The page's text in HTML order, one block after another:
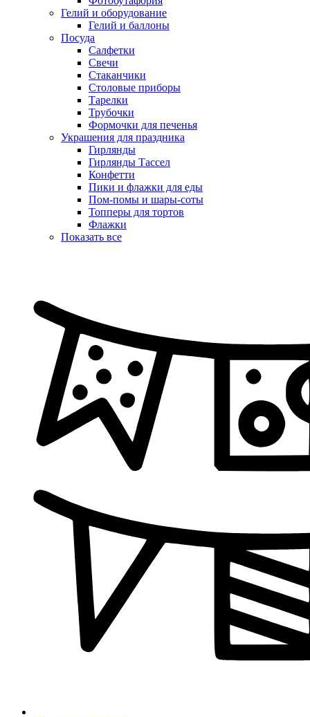
Гелий и оборудование
Гелий и баллоны
Посуда
Салфетки
Свечи
Стаканчики
Столовые приборы
Тарелки
Трубочки
Формочки для печенья
Украшения для праздника
Гирлянды
Гирлянды Тассел
Конфетти
Пики и флажки для еды
Пом-помы и шары-соты
Топперы для тортов
Флажки
Показать все